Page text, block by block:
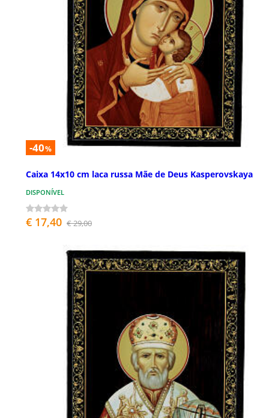
-40%
Caixa 14x10 cm laca russa Mãe de Deus Kasperovskaya
DISPONÍVEL
€ 17,40 € 29,00